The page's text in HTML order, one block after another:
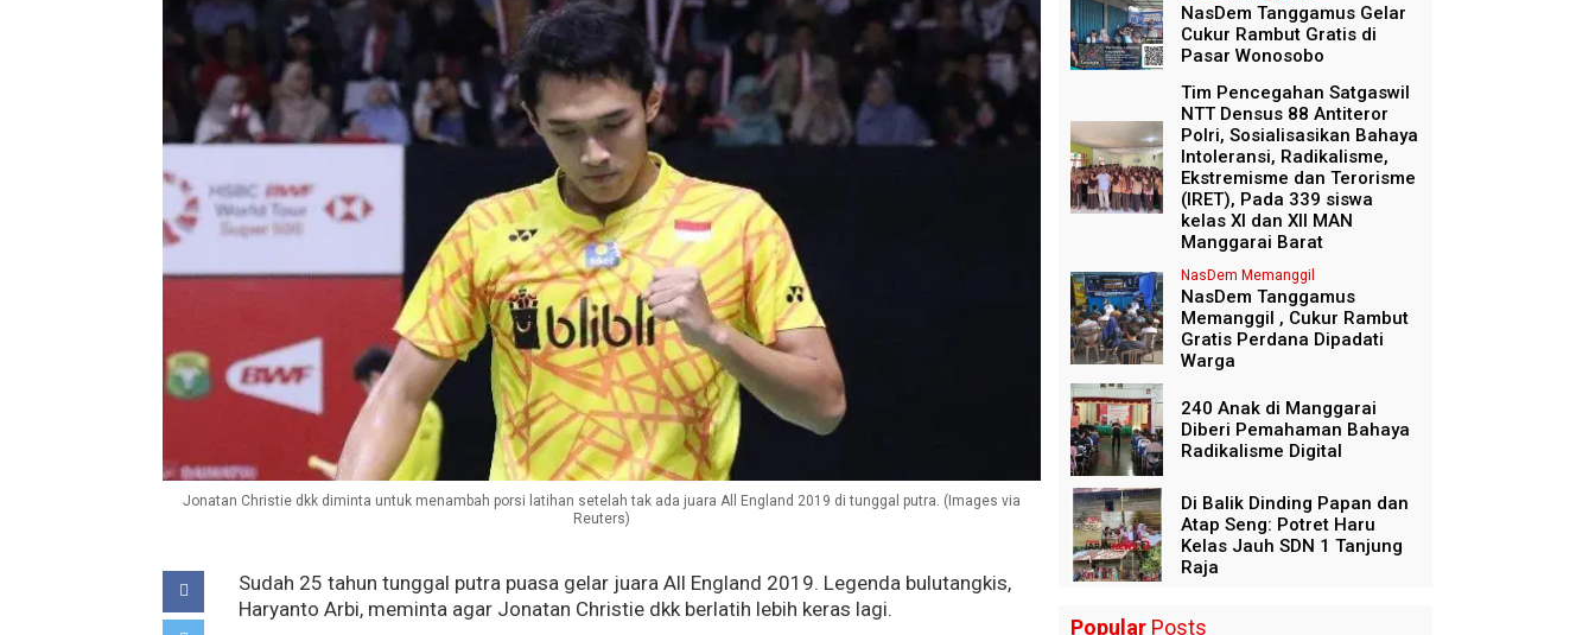
Jonatan Christie dkk diminta untuk menambah porsi latihan setelah tak ada juara All England 2019 di tunggal putra. (Images via
Reuters)
Sudah 25 tahun tunggal putra puasa gelar juara All England 2019. Legenda bulutangkis,
Haryanto Arbi, meminta agar Jonatan Christie dkk berlatih lebih keras lagi.
NasDem Tanggamus Gelar
Cukur Rambut Gratis di
Pasar Wonosobo
Tim Pencegahan Satgaswil
NTT Densus 88 Antiteror
Polri, Sosialisasikan Bahaya
Intoleransi, Radikalisme,
Ekstremisme dan Terorisme
(IRET), Pada 339 siswa
kelas XI dan XII MAN
Manggarai Barat
NasDem Memanggil
NasDem Tanggamus
Memanggil , Cukur Rambut
Gratis Perdana Dipadati
Warga
240 Anak di Manggarai
Diberi Pemahaman Bahaya
Radikalisme Digital
Di Balik Dinding Papan dan
Atap Seng: Potret Haru
Kelas Jauh SDN 1 Tanjung
Raja
Popular Posts